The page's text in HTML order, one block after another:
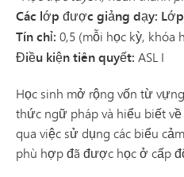
Các lớp được giảng dạy: Lớp
Tín chỉ: 0,5 (mỗi học kỳ, khóa
Điều kiện tiên quyết: ASL I
Học sinh mở rộng vốn từ
thức ngữ pháp và hiểu biết
qua việc sử dụng các biểu
phù hợp đã được học ở cấp